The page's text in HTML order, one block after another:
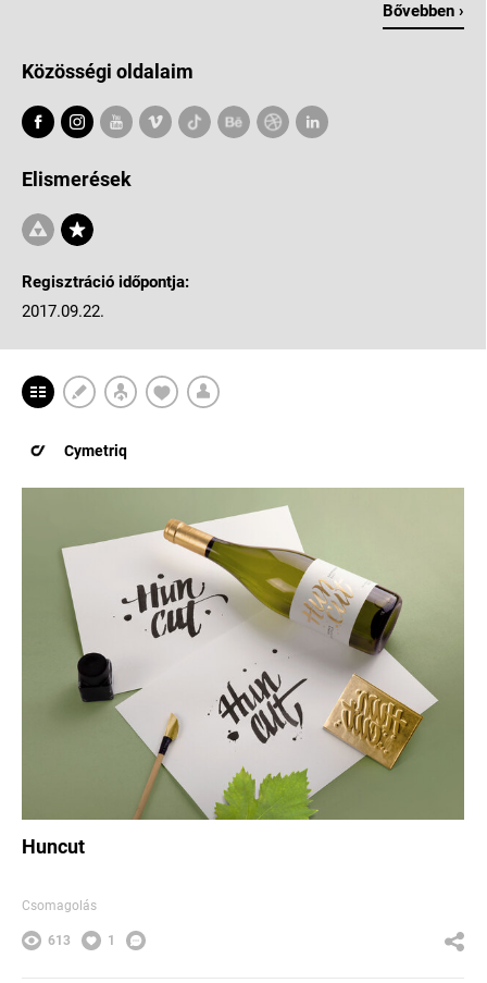
Bővebben ›
Közösségi oldalaim
Elismerések
Regisztráció időpontja:
2017.09.22.
Cymetriq
Huncut
Csomagolás
613 1